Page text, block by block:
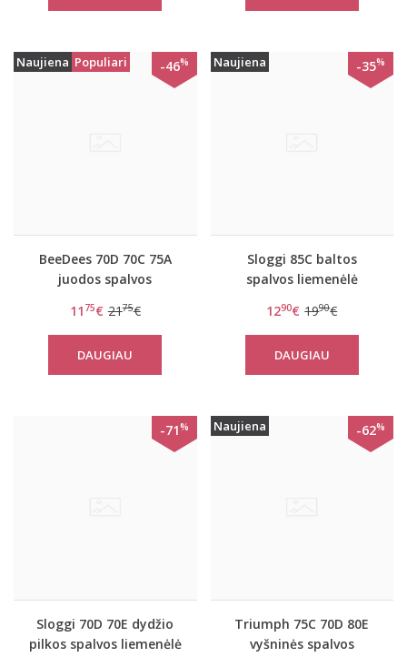
Naujiena Populiari -46%
BeeDees 70D 70C 75A
juodos spalvos
WHPM
11 75€ 2175€
DAUGIAU
Naujiena -35%
Sloggi 85C baltos
spalvos liemenėlė
1290€ 1990€
DAUGIAU
-71%
Sloggi 70D 70E dydžio
pilkos spalvos liemenėlė
Naujiena -62%
Triumph 75C 70D 80E
vyšninės spalvos